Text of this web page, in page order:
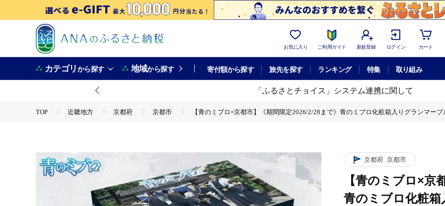
お気に入り ご利用ガイド 新規登録 ログイン カート
カテゴリから探す 地域から探す 寄付額から探す 旅先を探す ランキング 特集 取り組み
「ふるさとチョイス」システム連携に関して
TOP 近畿地方 京都府 京都市
【青のミブロ×京都市】《期間限定2026/2/28まで》青のミブロ化粧箱入りグランマー
京都府 京都市
【青のミブロ×京
青のミブロ化粧